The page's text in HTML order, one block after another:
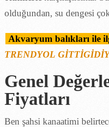
olduğundan, su dengesi
Akvaryum balıkları ile
TRENDYOL
Genel
Fiyatları
Ben şahsi kanaatimi